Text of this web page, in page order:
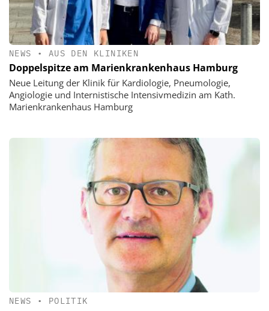
NEWS • AUS DEN KLINIKEN
Doppelspitze am Marienkrankenhaus Hamburg
Neue Leitung der Klinik für Kardiologie, Pneumologie,
Angiologie und Internistische Intensivmedizin am Kath.
Marienkrankenhaus Hamburg
NEWS • POLITIK